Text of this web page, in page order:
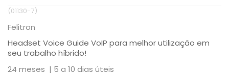
(01130-7)
Felitron
Headset Voice Guide VoIP para melhor utilização em
seu trabalho híbrido!
24 meses | 5 a 10 dias úteis